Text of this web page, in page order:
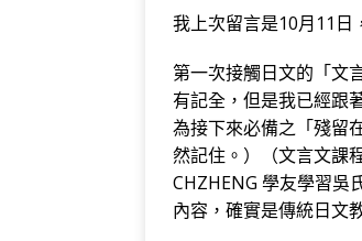
我上次留言是10月11日
第一次接觸日文的「文
有記全，但是我已經跟
為接下來必備之「殘留
然記住。）（文言文課
CHZHENG 學友學習吳
內容，確實是傳統日文